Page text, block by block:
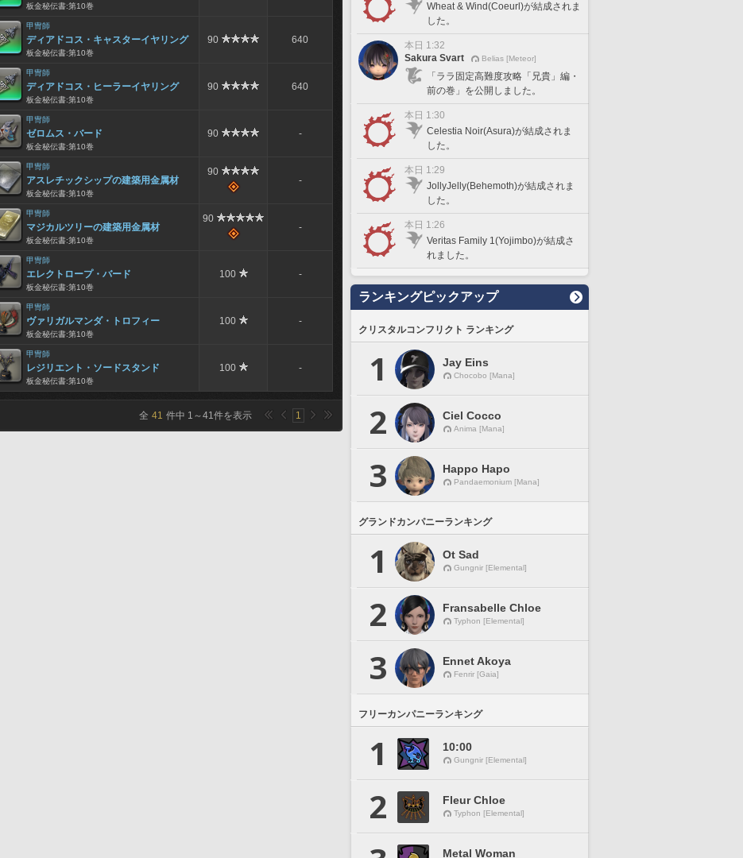
板金秘伝書:第10巻
甲冑師
ディアドコス・キャスターイヤリング
板金秘伝書:第10巻
90 640
甲冑師
ディアドコス・ヒーラーイヤリング
板金秘伝書:第10巻
90 640
甲冑師
ゼロムス・バード
板金秘伝書:第10巻
90 -
甲冑師
アスレチックシップの建築用金属材
板金秘伝書:第10巻
90
-
甲冑師
マジカルツリーの建築用金属材
板金秘伝書:第10巻
90
-
甲冑師
エレクトロープ・バード
板金秘伝書:第10巻
100 -
甲冑師
ヴァリガルマンダ・トロフィー
板金秘伝書:第10巻
100 -
甲冑師
レジリエント・ソードスタンド
板金秘伝書:第10巻
100 -
全 41 件中 1 ～41件を表示 1
Wheat & Wind(Coeurl)が結成されま
した。
本日 1:32
Sakura Svart
Belias [Meteor]
「ララ固定高難度攻略「兄貴」編・
前の巻」を公開しました。
本日 1:30
Celestia Noir(Asura)が結成されま
した。
本日 1:29
JollyJelly(Behemoth)が結成されま
した。
本日 1:26
Veritas Family 1(Yojimbo)が結成さ
れました。
ランキングピックアップ
クリスタルコンフリクト ランキング
1 Jay Eins
Chocobo [Mana]
2 Ciel Cocco
Anima [Mana]
3 Happo Hapo
Pandaemonium [Mana]
グランドカンパニーランキング
1 Ot Sad
Gungnir [Elemental]
2 Fransabelle Chloe
Typhon [Elemental]
3 Ennet Akoya
Fenrir [Gaia]
フリーカンパニーランキング
1 10:00
Gungnir [Elemental]
2 Fleur Chloe
Typhon [Elemental]
Metal Woman